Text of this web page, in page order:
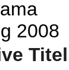
2008
Titel